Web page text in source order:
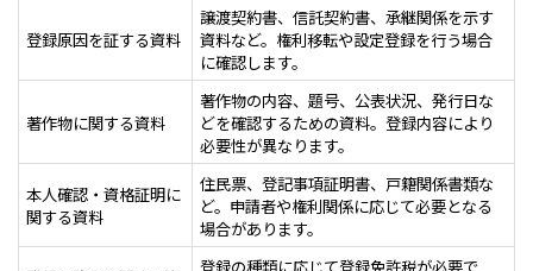
登録原因を証する資料
譲渡契約書、信託契約書、承継関係を示す
資料など。権利移転や設定登録を行う場合
に確認します。
著作物に関する資料
著作物の内容、題号、公表状況、発行日な
どを確認するための資料。登録内容により
必要性が異なります。
本人確認・資格証明に
関する資料
住民票、登記事項証明書、戸籍関係書類な
ど。申請者や権利関係に応じて必要となる
場合があります。